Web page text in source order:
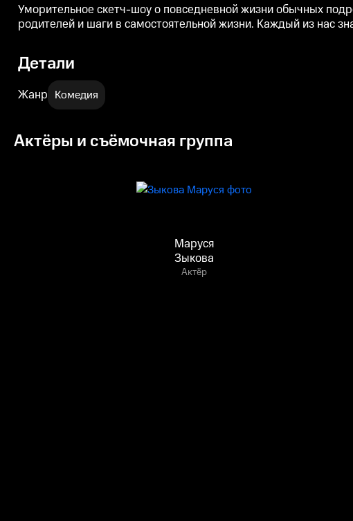
Уморительное скетч-шоу о повседневной жизни обычных
родителей и шаги в самостоятельной жизни. Каждый из нас
Детали
Жанр Комедия
Актёры и съёмочная группа
Маруся
Зыкова
Актёр